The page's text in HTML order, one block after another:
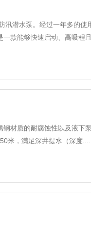
潜水泵。经过一年多的使
款能够快速启动、高吸程
材质的耐腐蚀性以及液下
米，满足深井提水（深度......